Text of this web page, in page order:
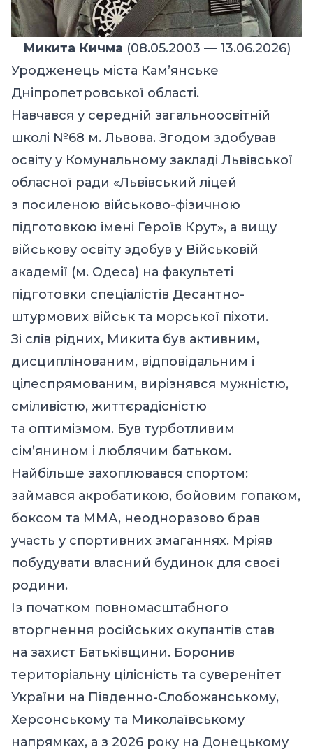
Микита Кичма (08.05.2003 — 13.06.2026)
Уродженець міста Кам’янське
Дніпропетровської області.
Навчався у середній загальноосвітній
школі №68 м. Львова. Згодом здобував
освіту у Комунальному закладі Львівської
обласної ради «Львівський ліцей
з посиленою військово-фізичною
підготовкою імені Героїв Крут», а вищу
військову освіту здобув у Військовій
академії (м. Одеса) на факультеті
підготовки спеціалістів Десантно-
штурмових військ та морської піхоти.
Зі слів рідних, Микита був активним,
дисциплінованим, відповідальним і
цілеспрямованим, вирізнявся мужністю,
сміливістю, життєрадісністю
та оптимізмом. Був турботливим
сім’янином і люблячим батьком.
Найбільше захоплювався спортом:
займався акробатикою, бойовим гопаком,
боксом та ММА, неодноразово брав
участь у спортивних змаганнях. Мріяв
побудувати власний будинок для своєї
родини.
Із початком повномасштабного
вторгнення російських окупантів став
на захист Батьківщини. Боронив
територіальну цілісність та суверенітет
України на Південно-Слобожанському,
Херсонському та Миколаївському
напрямках, а з 2026 року на Донецькому